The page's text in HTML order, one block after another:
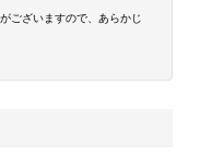
ございますので、あらかじ